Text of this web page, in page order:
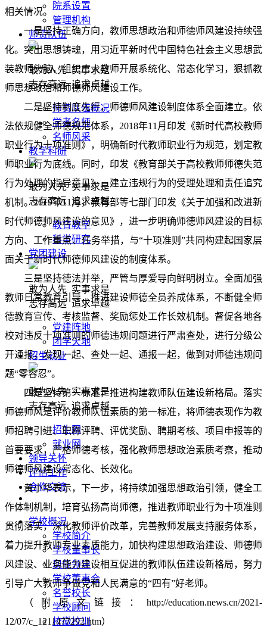
院系设置
管理机构
师资队伍
敢为人先 实事求是
志存高远 追求卓越
师资队伍概况
学者名师
名师风采
教学科研
敢为人先 实事求是
志存高远 追求卓越
教育教学
科学研究
党团建设
敢为人先 实事求是
志存高远 追求卓越
党建阵地
团学天地
招生就业
敢为人先 实事求是
志存高远 追求卓越
招生网
就业网
领导关怀
评估工作
合作交流
学校概况
学校简介
学校董事长
现任领导
学校董事会
名誉校长
学校顾问
校徽校训
相关情况。
一是坚持正确方向，教师思想政治和师德师风建设持续强
化。突出思想铸魂，用习近平新时代中国特色社会主义思想武
装教师头脑，组织广大教师开展系统化、常态化学习，狠抓教
师思想政治和师德师风建设工作。
二是坚持制度先行，师德师风建设制度体系全面建立。依
法依规健全师德规范体系，2018年11月印发《新时代高校教师
职业行为十项准则》，明确新时代教师职业行为规范，划定教
师职业行为底线。同时，印发《教育部关于高校教师师德失范
行为处理的指导意见》，建立违规行为的受理处理和责任追究
机制。2019年11月，教育部等七部门印发《关于加强和改进新
时代师德师风建设的意见》，进一步明确师德师风建设的目标
方向、工作重点、任务举措，与“十项准则”共同构建起国家层
面关于新时代师德师风建设的制度体系。
三是坚持德法并举，严管与厚爱导向鲜明树立。全面加强
教师日常教育引导，推进建设师德全员养成体系，不断健全师
德教育宣传、考核监督、奖励惩处工作长效机制。督促各地各
校对违反十项准则的师德违规问题进行严肃查处，进行分级公
开通报，发现一起、查处一起、通报一起，做到对师德违规问
题“零容忍”。
四是坚持第一标准，推进构建教师队伍建设新格局。落实
师德师风是评价教师队伍素质的第一标准，将师德表现作为教
师招聘引进、职称评聘、评优奖励、聘期考核、项目申报等的
首要要求，严格师德考核，强化教师思想政治素质考察，推动
师德师风建设常态化、长效化。
黄小华表示，下一步，将持续加强思想政治引领，健全工
作体制机制，培育弘扬高尚师德，推进教师职业行为十项准则
贯彻落实，深化教师评价改革，完善教师发展支持服务体系，
着力提升教师专业素质能力，加快构建思想政治建设、师德师
风建设、业务能力建设相互促进的教师队伍建设新格局，努力
引导广大教师争做党和人民满意的“四有”好老师。
（附原文链接：http://education.news.cn/2021-
12/07/c_1211477292.htm）